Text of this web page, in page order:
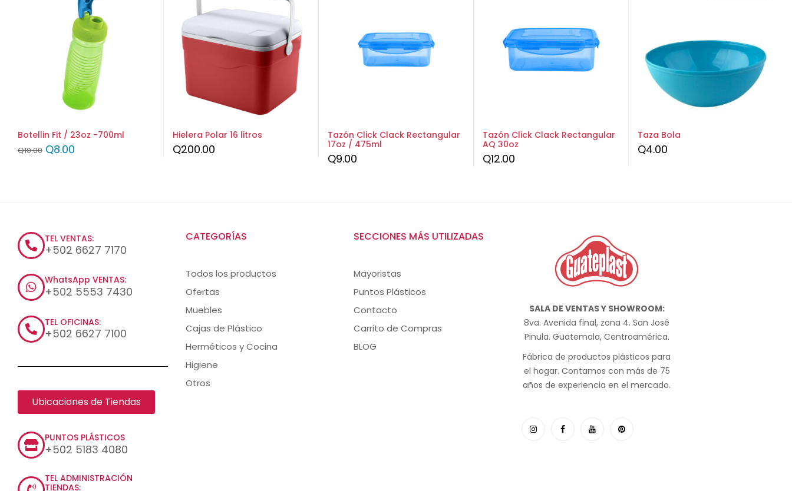
Botellin Fit / 23oz -700ml
Q10.00 Q8.00
Hielera Polar 16 litros
Q200.00
Tazón Click Clack Rectangular
17oz / 475ml
Q9.00
Tazón Click Clack Rectangular
AQ 30oz
Q12.00
Taza Bola
Q4.00
TEL VENTAS:
+502 6627 7170
WhatsApp VENTAS:
+502 5553 7430
TEL OFICINAS:
+502 6627 7100
Ubicaciones de Tiendas
PUNTOS PLÁSTICOS
+502 5183 4080
TEL ADMINISTRACIÓN
TIENDAS:
CATEGORÍAS
Todos los productos
Ofertas
Muebles
Cajas de Plástico
Herméticos y Cocina
Higiene
Otros
SECCIONES MÁS UTILIZADAS
Mayoristas
Puntos Plásticos
Contacto
Carrito de Compras
BLOG
SALA DE VENTAS Y SHOWROOM:
8va. Avenida final, zona 4. San José
Pinula. Guatemala, Centroamérica.
Fábrica de productos plásticos para
el hogar. Contamos con más de 75
años de experiencia en el mercado.